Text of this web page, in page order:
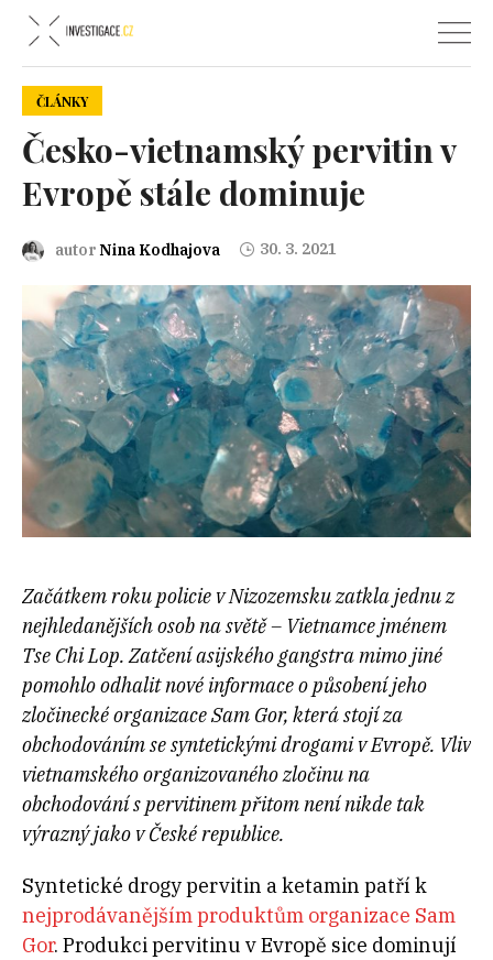
ČLÁNKY
Česko-vietnamský pervitin v
Evropě stále dominuje
autorNina Kodhajova 30. 3. 2021
Začátkem roku policie v Nizozemsku zatkla jednu z
nejhledanějších osob na světě – Vietnamce jménem
Tse Chi Lop. Zatčení asijského gangstra mimo jiné
pomohlo odhalit nové informace o působení jeho
zločinecké organizace Sam Gor, která stojí za
obchodováním se syntetickými drogami v Evropě. Vliv
vietnamského organizovaného zločinu na
obchodování s pervitinem přitom není nikde tak
výrazný jako v České republice.
Syntetické drogy pervitin a ketamin patří k
nejprodávanějším produktům organizace Sam
Gor. Produkci pervitinu v Evropě sice dominují